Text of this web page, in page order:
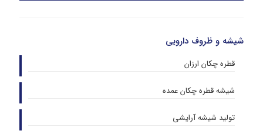
شیشه و ظروف دارویی
قطره چکان ارزان
شیشه قطره چکان عمده
تولید شیشه آرایشی